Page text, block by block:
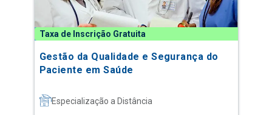
Taxa de Inscrição Gratuita
Gestão da Qualidade e Segurança do
Paciente em Saúde
Especialização a Distância